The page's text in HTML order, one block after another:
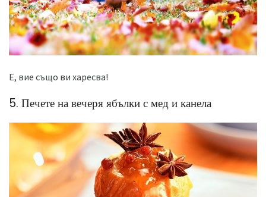
Е, вие също ви харесва!
5. Печете на вечеря ябълки с мед и канела